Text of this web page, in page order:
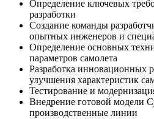
Определение ключевых
разработки
Создание команды
опытных инженеров и
Определение основных
параметров самолета
Разработка инновационных
улучшения характеристик
Тестирование и
Внедрение готовой модели
производственные линии